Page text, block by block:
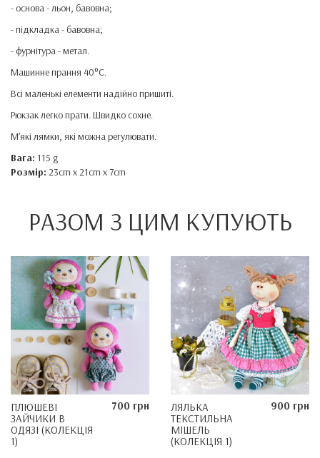
- основа - льон, бавовна;
- підкладка - бавовна;
- фурнітура - метал.
Машинне прання 40°C.
Всі маленькі елементи надійно пришиті.
Рюкзак легко прати. Швидко сохне.
М’які лямки, які можна регулювати.
Вага: 115 g
Розмір: 23cm x 21cm x 7cm
РАЗОМ З ЦИМ КУПУЮТЬ
ПЛЮШЕВІ
ЗАЙЧИКИ В
ОДЯЗІ (КОЛЕКЦІЯ
1)
700 грн
ЛЯЛЬКА
ТЕКСТИЛЬНА
МІШЕЛЬ
(КОЛЕКЦІЯ 1)
900 грн